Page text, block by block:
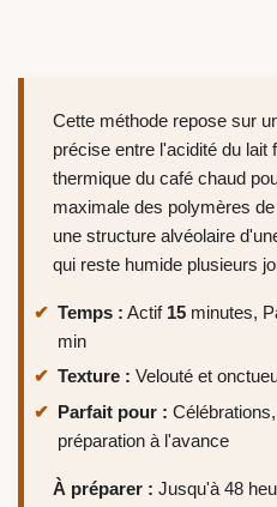
Cette méthode repose sur
précise entre l'acidité du lait
thermique du café chaud
maximale des polymères
une structure alvéolaire
qui reste humide plusieurs
Temps : Actif 15 minutes,
min
Texture : Velouté et
Parfait pour :
préparation à l'avance
À préparer : Jusqu'à 48